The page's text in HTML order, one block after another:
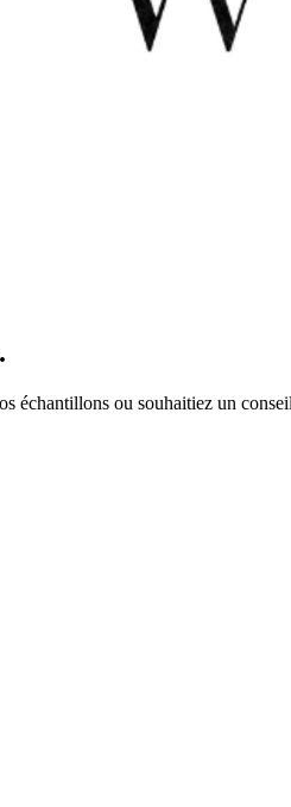
échantillons ou souhaitiez un